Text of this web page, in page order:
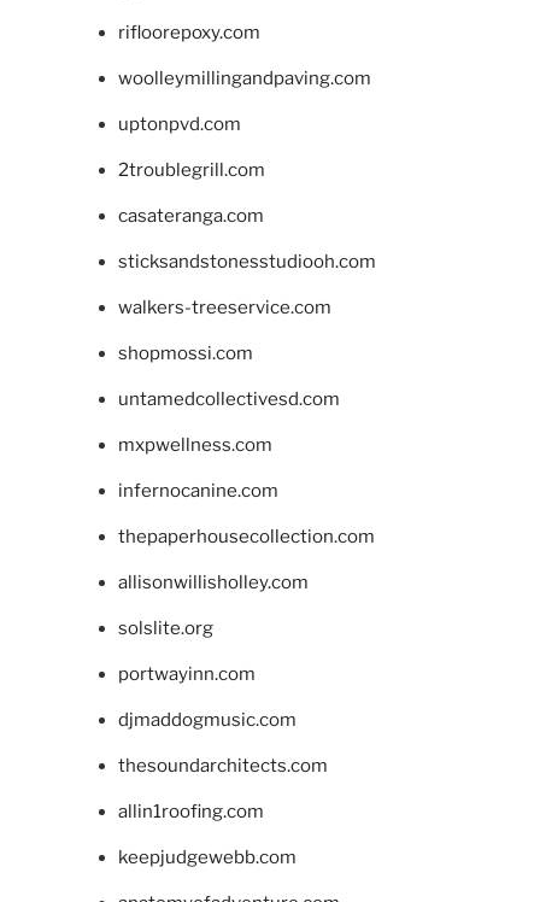
rifloorepoxy.com
woolleymillingandpaving.com
uptonpvd.com
2troublegrill.com
casateranga.com
sticksandstonesstudiooh.com
walkers-treeservice.com
shopmossi.com
untamedcollectivesd.com
mxpwellness.com
infernocanine.com
thepaperhousecollection.com
allisonwillisholley.com
solslite.org
portwayinn.com
djmaddogmusic.com
thesoundarchitects.com
allin1roofing.com
keepjudgewebb.com